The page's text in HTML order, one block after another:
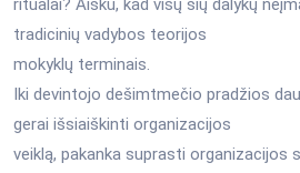
ritualai? Aišku, kad visų šių dalykų
tradicinių vadybos teorijos
mokyklų terminais.
Iki devintojo dešimtmečio pradžios
gerai išsiaiškinti organizacijos
veiklą, pakanka suprasti organizacijos